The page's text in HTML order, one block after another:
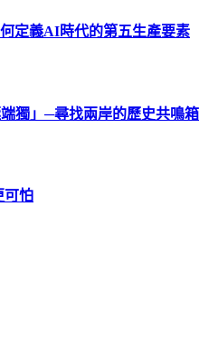
定義AI時代的第五生產要素
獨」─尋找兩岸的歷史共鳴箱
可怕